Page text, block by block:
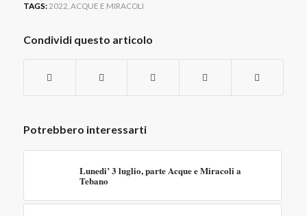
TAGS: 2022 ACQUE E MIRACOLI
Condividi questo articolo
Potrebbero interessarti
Lunedi’ 3 luglio, parte Acque e Miracoli a
Tebano